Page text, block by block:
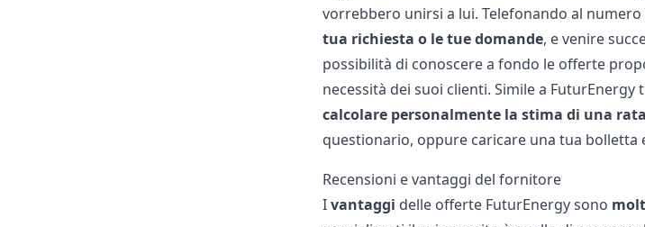
vorrebbero unirsi a lui. Telefonando al
tua richiesta o le tue domande, e venire
possibilità di conoscere a fondo le offerte
necessità dei suoi clienti. Simile a
calcolare personalmente la stima di una
questionario, oppure caricare una tua bolletta
Recensioni e vantaggi del fornitore
Ivantaggi delle offerte FuturEnergy sono